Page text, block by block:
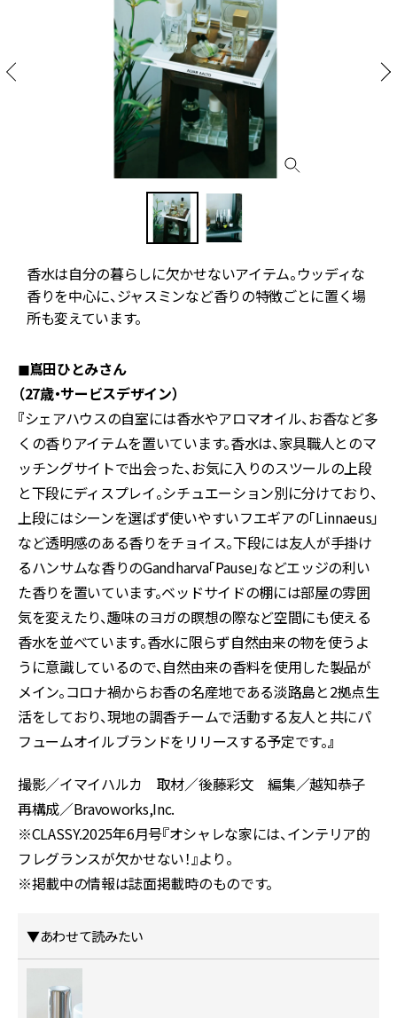
香水は自分の暮らしに欠かせないアイテム。ウッディな
香りを中心に、ジャスミンなど香りの特徴ごとに置く場
所も変えています。
◼︎嶌田ひとみさん
（27歳・サービスデザイン）
『シェアハウスの自室には香水やアロマオイル、お香など多
くの香りアイテムを置いています。香水は、家具職人とのマ
ッチングサイトで出会った、お気に入りのスツールの上段
と下段にディスプレイ。シチュエーション別に分けており、
上段にはシーンを選ばず使いやすいフエギアの「Linnaeus」
など透明感のある香りをチョイス。下段には友人が手掛け
るハンサムな香りのGandharva「Pause」などエッジの利い
た香りを置いています。ベッドサイドの棚には部屋の雰囲
気を変えたり、趣味のヨガの瞑想の際など空間にも使える
香水を並べています。香水に限らず自然由来の物を使うよ
うに意識しているので、自然由来の香料を使用した製品が
メイン。コロナ禍からお香の名産地である淡路島と2拠点生
活をしており、現地の調香チームで活動する友人と共にパ
フュームオイルブランドをリリースする予定です。』
撮影／イマイハルカ 取材／後藤彩文 編集／越知恭子
再構成／Bravoworks,Inc.
※CLASSY.2025年6月号『オシャレな家には、インテリア的
フレグランスが欠かせない！』より。
※掲載中の情報は誌面掲載時のものです。
▼あわせて読みたい